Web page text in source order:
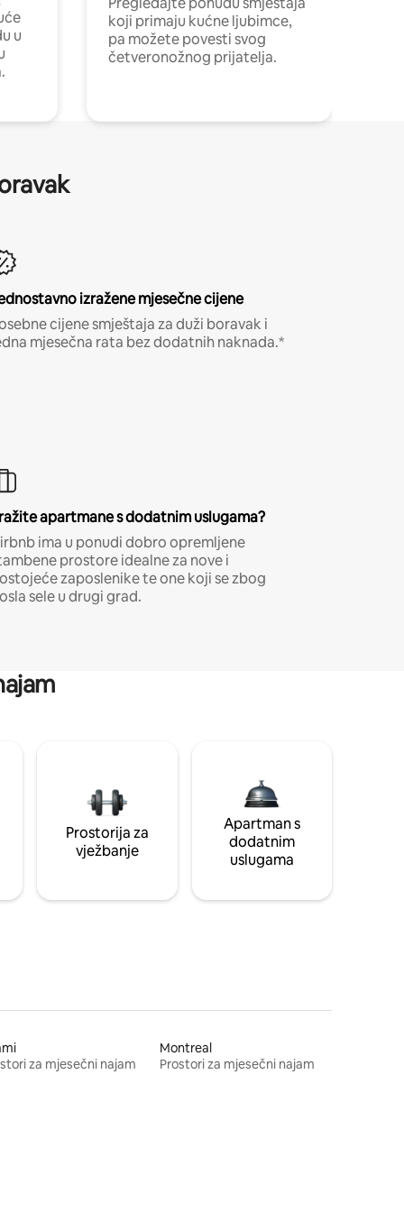
u
koji primaju kućne ljubimce,
pa možete povesti svog
četveronožnog prijatelja.
izražene mjesečne cijene
cijene smještaja za duži boravak i
mjesečna rata bez dodatnih naknada.*
apartmane s dodatnim uslugama?
ima u ponudi dobro opremljene
prostore idealne za nove i
zaposlenike te one koji se zbog
sele u drugi grad.
Prostorija za
vježbanje
Apartman s
dodatnim
uslugama
za mjesečni najam
Montreal
Prostori za mjesečni najam